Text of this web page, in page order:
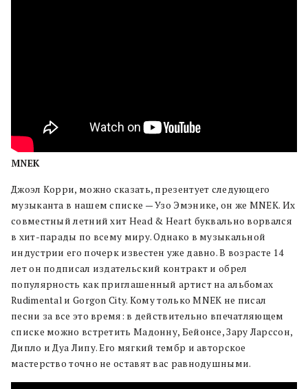
MNEK
Джоэл Корри, можно сказать, презентует следующего
музыканта в нашем списке — Узо Эмэнике, он же MNEK. Их
совместный летний хит Head & Heart буквально ворвался
в хит-парады по всему миру. Однако в музыкальной
индустрии его почерк известен уже давно. В возрасте 14
лет он подписал издательский контракт и обрел
популярность как приглашенный артист на альбомах
Rudimental и Gorgon City. Кому только MNEK не писал
песни за все это время: в действительно впечатляющем
списке можно встретить Мадонну, Бейонсе, Зару Ларссон,
Дипло и Дуа Липу. Его мягкий тембр и авторское
мастерство точно не оставят вас равнодушными.